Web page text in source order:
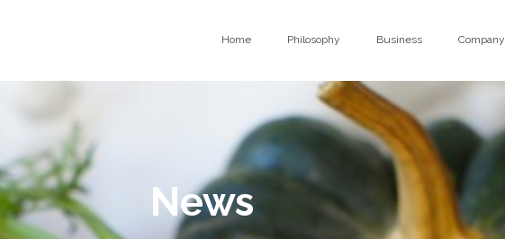
Home Philosophy Business Company
News